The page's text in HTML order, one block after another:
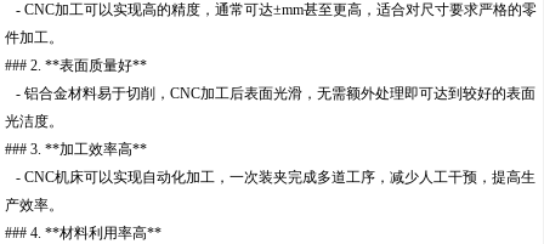
- CNC加工可以实现高的精度，通常可达±mm甚至更高，适合对尺寸要求严格的零
件加工。
### 2. **表面质量好**
- 铝合金材料易于切削，CNC加工后表面光滑，无需额外处理即可达到较好的表面
光洁度。
### 3. **加工效率高**
- CNC机床可以实现自动化加工，一次装夹完成多道工序，减少人工干预，提高生
产效率。
### 4. **材料利用率高**